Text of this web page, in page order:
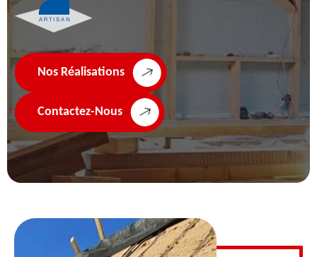
Nos Réalisations
Contactez-Nous